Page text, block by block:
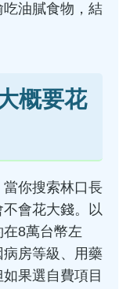
油膩食物，結
概要花
你搜索林口長
會花大錢。以
8萬台幣左
房等級、用藥
果選自費項目